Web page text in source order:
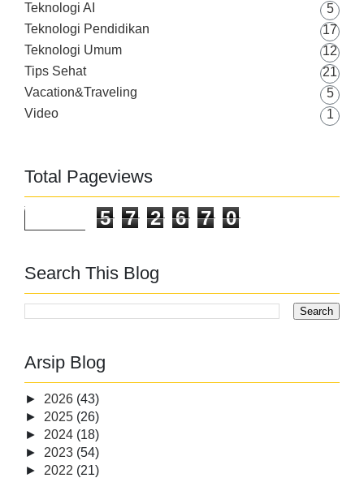
Teknologi AI
5
Teknologi Pendidikan
17
Teknologi Umum
12
Tips Sehat
21
Vacation&Traveling
5
Video
1
Total Pageviews
5 7 2 6 7 0
Search This Blog
Arsip Blog
► 2026 (43)
► 2025 (26)
► 2024 (18)
► 2023 (54)
► 2022 (21)